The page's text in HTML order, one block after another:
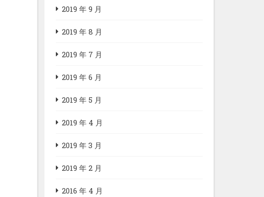
2019 年 9 月
2019 年 8 月
2019 年 7 月
2019 年 6 月
2019 年 5 月
2019 年 4 月
2019 年 3 月
2019 年 2 月
2016 年 4 月